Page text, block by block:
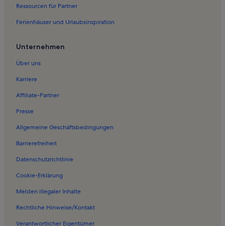
Ressourcen für Partner
Ferienhäuser und Urlaubsinspiration
Unternehmen
Über uns
Karriere
Affiliate-Partner
Presse
Allgemeine Geschäftsbedingungen
Barrierefreiheit
Datenschutzrichtlinie
Cookie-Erklärung
Melden illegaler Inhalte
Rechtliche Hinweise/Kontakt
Verantwortlicher Eigentümer